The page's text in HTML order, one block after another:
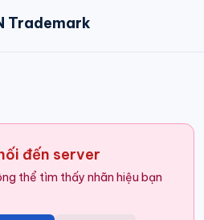
Trademark
đến server
thể tìm thấy nhãn hiệu bạn